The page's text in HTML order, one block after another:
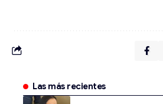
Las más recientes